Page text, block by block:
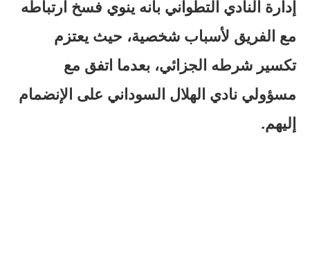
إدارة النادي التطواني بأنه ينوي فسخ ارتباطه
مع الفريق لأسباب شخصية، حيث يعتزم
تكسير شرطه الجزائي، بعدما اتفق مع
مسؤولي نادي الهلال السوداني على الإنضمام
إليهم.